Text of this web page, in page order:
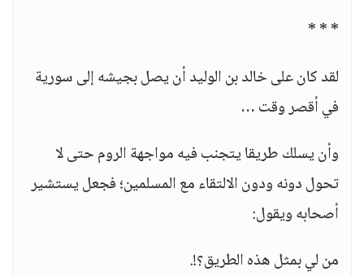
* * *
لقد كان على خالد بن الوليد أن يصل بجيشه إلى سورية
في أقصر وقت …
وأن يسلك طريقا يتجنب فيه مواجهة الروم حتى لا
تحول دونه ودون الالتقاء مع المسلمين؛ فجعل يستشير
أصحابه ويقول:
من لي بمثل هذه الطريق؟!.